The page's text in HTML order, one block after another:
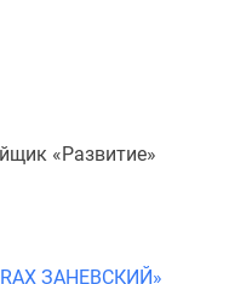
«Развитие»
ЗАНЕВСКИЙ»